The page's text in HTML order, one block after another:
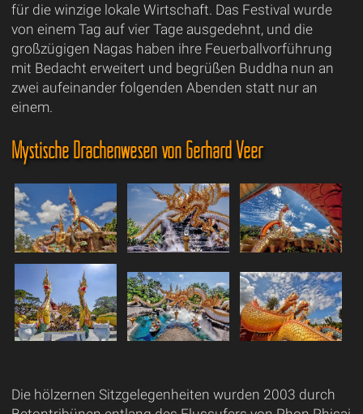
für die winzige lokale Wirtschaft. Das Festival wurde
von einem Tag auf vier Tage ausgedehnt, und die
großzügigen Nagas haben ihre Feuerballvorführung
mit Bedacht erweitert und begrüßen Buddha nun an
zwei aufeinander folgenden Abenden statt nur an
einem.
Mystische Drachenwesen von Gerhard Veer
Die hölzernen Sitzgelegenheiten wurden 2003 durch